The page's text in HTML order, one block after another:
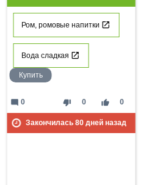
Ром, ромовые напитки
Вода сладкая
Купить
thumb_down 0 thumb_up 0
mode_comment 0
Закончилась 80дней назад